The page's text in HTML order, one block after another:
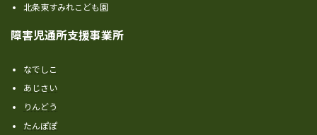
北条東すみれこども園
障害児通所支援事業所
なでしこ
あじさい
りんどう
たんぽぽ